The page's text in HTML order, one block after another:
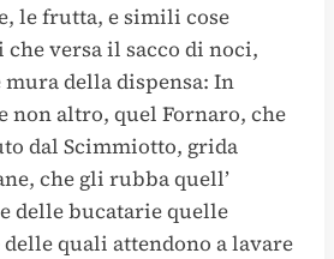
le frutta, e simili cose
versa il sacco di noci,
della dispensa: In
non altro, quel Fornaro, che
dal Scimmiotto, grida
che gli rubba quell’
delle bucatarie quelle
quali attendono a lavare